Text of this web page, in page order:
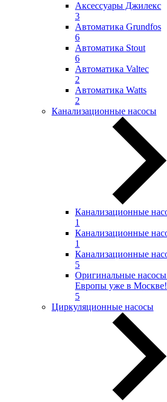
Аксессуары Джилекс
3
Автоматика Grundfos
6
Автоматика Stout
6
Автоматика Valtec
2
Автоматика Watts
2
Канализационные насосы
Канализационные
1
Канализационные
1
Канализационные
5
Оригинальные
Европы уже в
5
Циркуляционные насосы